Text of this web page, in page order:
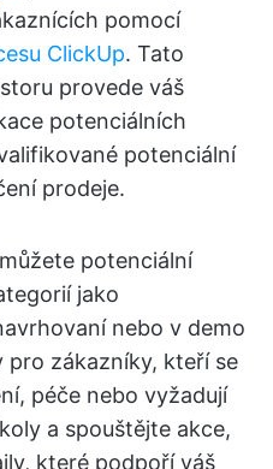
pomocí
ClickUp. Tato
provede váš
potenciálních
potenciální
prodeje.
potenciální
jako
nebo v demo
pro zákazníky, kteří se
péče nebo vyžadují
a spouštějte akce,
které podpoří váš